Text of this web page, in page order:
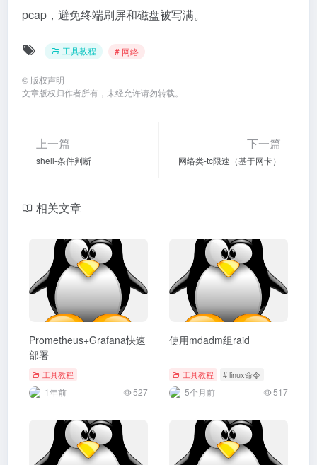
pcap，避免终端刷屏和磁盘被写满。
工具教程 # 网络
© 版权声明
文章版权归作者所有，未经允许请勿转载。
上一篇
shell-条件判断
下一篇
网络类-tc限速（基于网卡）
相关文章
Prometheus+Grafana快速
部署
工具教程
1年前 527
使用mdadm组raid
工具教程 # linux命令
5个月前 517